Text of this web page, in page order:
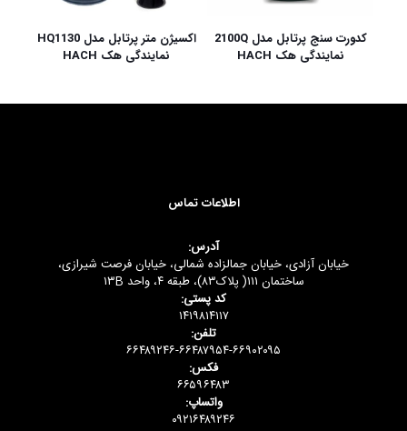
کدورت سنج پرتابل مدل 2100Q
نمایندگی هک HACH
اکسیژن متر پرتابل مدل HQ1130
نمایندگی هک HACH
اطلاعات تماس
آدرس:
خیابان آزادی، خیابان جمالزاده شمالی، خیابان فرصت شیرازی،
ساختمان ۱۱۱( پلاک۸۳)، طبقه ۴، واحد ۱۳B
کد پستی:
۱۴۱۹۸۱۴۱۱۷
تلفن:
۶۶۴۸۹۲۴۶-۶۶۴۸۷۹۵۴-۶۶۹۰۲۰۹۵
فکس:
۶۶۵۹۶۴۸۳
واتساپ:
۰۹۲۱۶۴۸۹۲۴۶